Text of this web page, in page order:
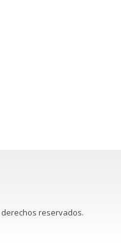
derechos reservados.